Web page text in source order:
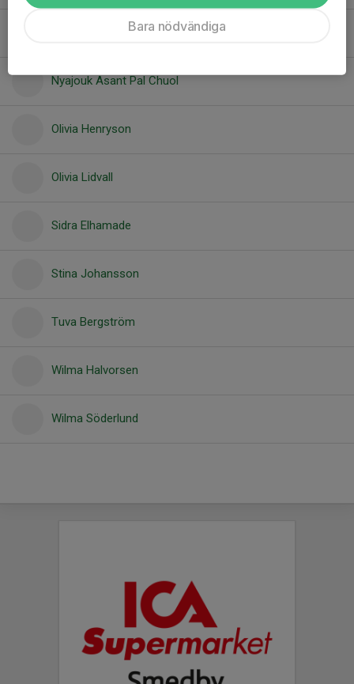
Nathalie Jägerbrink
Nyajouk Asant Pal Chuol
Olivia Henryson
Olivia Lidvall
Sidra Elhamade
Stina Johansson
Tuva Bergström
Wilma Halvorsen
Wilma Söderlund
Bara nödvändiga